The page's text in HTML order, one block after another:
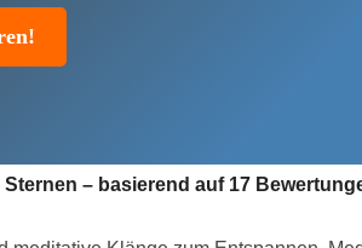
Sternen – basierend auf 17